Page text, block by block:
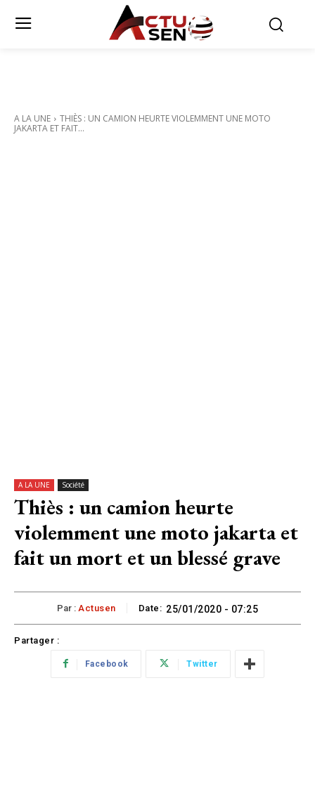
A LA UNE
THIÈS : UN CAMION HEURTE VIOLEMMENT UNE MOTO
JAKARTA ET FAIT...
A LA UNE Société
Thiès : un camion heurte
violemment une moto jakarta et
fait un mort et un blessé grave
Par : Actusen Date: 25/01/2020 - 07:25
Partager :
Facebook Twitter